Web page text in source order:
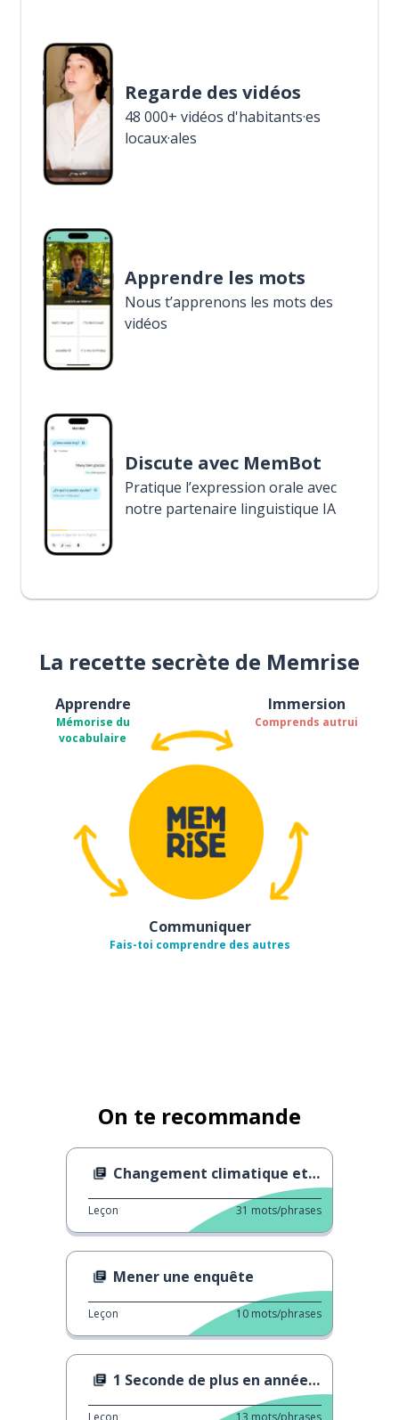
Regarde des vidéos
48 000+ vidéos d'habitants·es
locaux·ales
Apprendre les mots
Nous t’apprenons les mots des
vidéos
Discute avec MemBot
Pratique l’expression orale avec
notre partenaire linguistique IA
La recette secrète de Memrise
Apprendre
Mémorise du
vocabulaire
Immersion
Comprends autrui
Communiquer
Fais-toi comprendre des autres
On te recommande
Changement climatique et fortes pluies
Leçon 31 mots/phrases
Mener une enquête
Leçon 10 mots/phrases
1 Seconde de plus en année bissextile
Leçon 13 mots/phrases